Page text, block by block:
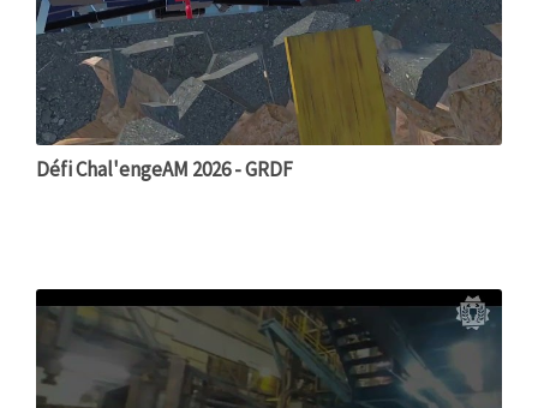
Défi Chal'engeAM 2026 - GRDF